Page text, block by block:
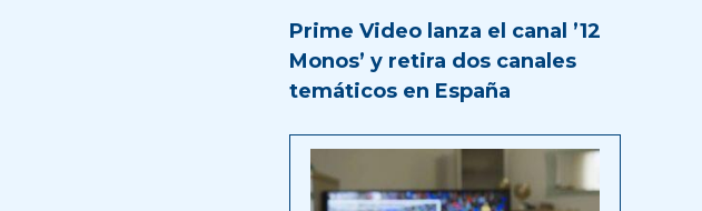
Prime Video lanza el canal ’12
Monos’ y retira dos canales
temáticos en España